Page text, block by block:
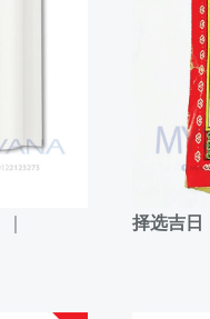
｜
择选吉日